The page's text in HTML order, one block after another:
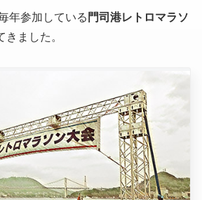
年参加している 門司港レトロマラソ
きました。